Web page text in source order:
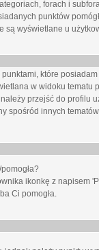
forach i
punktów
są wyświetlane u
które
w widoku
przejść do
spośród innych
ikonkę z napisem
Ci pomogła.